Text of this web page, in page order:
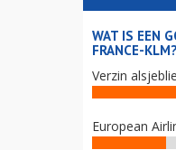
WAT IS EEN
FRANCE-KLM?
Verzin
European